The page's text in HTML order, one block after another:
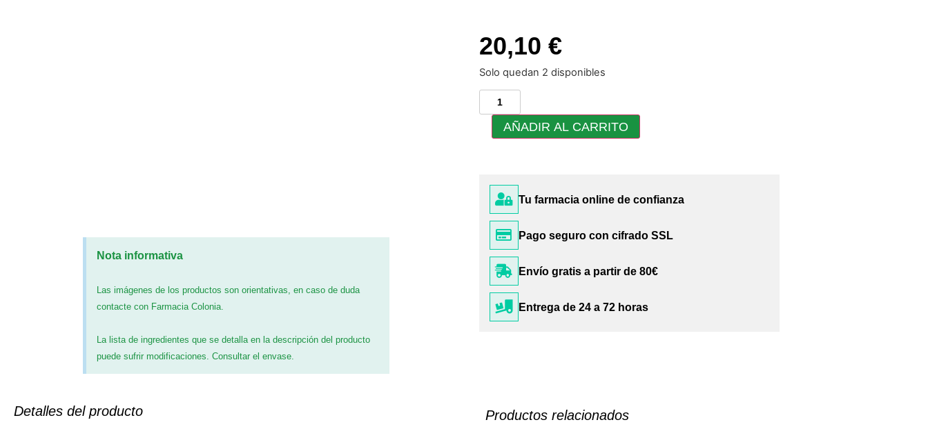
Nota informativa
Las imágenes de los productos son orientativas, en caso de duda
contacte con Farmacia Colonia.
La lista de ingredientes que se detalla en la descripción del producto
puede sufrir modificaciones. Consultar el envase.
20,10 €
Solo quedan 2 disponibles
AÑADIR AL CARRITO
Tu farmacia online de confianza
Pago seguro con cifrado SSL
Envío gratis a partir de 80€
Entrega de 24 a 72 horas
Detalles del producto Productos relacionados